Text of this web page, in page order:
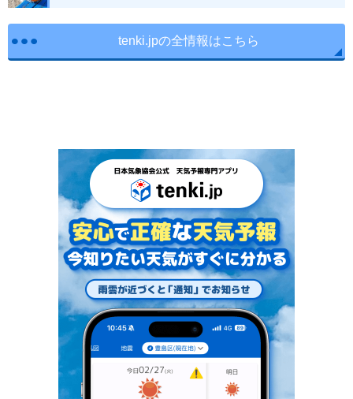
tenki.jpの全情報はこちら